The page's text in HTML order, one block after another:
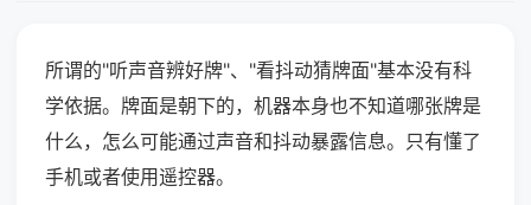
所谓的"听声音辨好牌"、"看抖动猜牌面"基本没有科
学依据。牌面是朝下的，机器本身也不知道哪张牌是
什么，怎么可能通过声音和抖动暴露信息。只有懂了
手机或者使用遥控器。